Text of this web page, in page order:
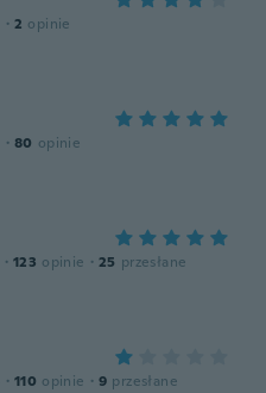
· 2 opinie
· 80 opinie
· 123 opinie · 25 przesłane
· 110 opinie · 9 przesłane